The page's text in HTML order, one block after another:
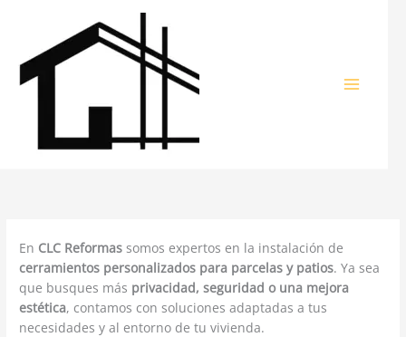
contenido
En CLC Reformas somos expertos en la instalación de
cerramientos personalizados para parcelas y patios. Ya sea
que busques más privacidad, seguridad o una mejora
estética, contamos con soluciones adaptadas a tus
necesidades y al entorno de tu vivienda.